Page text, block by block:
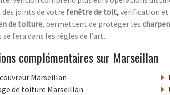
joints de votre fenêtre de toit,vérification et
de toiture, permettent de protéger les
fera dans les règles de l’art.
complémentaires sur Marseillan
Marseillan
de toiture Marseillan